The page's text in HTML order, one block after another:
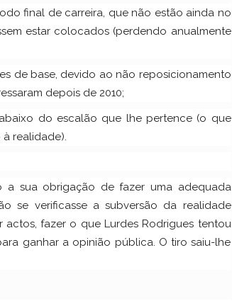
final de carreira, que não estão ainda no
estar colocados (perdendo anualmente
de base, devido ao não reposicionamento
depois de 2010;
do escalão que lhe pertence (o que
realidade).
sua obrigação de fazer uma adequada
se verificasse a subversão da realidade
fazer o que Lurdes Rodrigues tentou
ganhar a opinião pública. O tiro saiu-lhe